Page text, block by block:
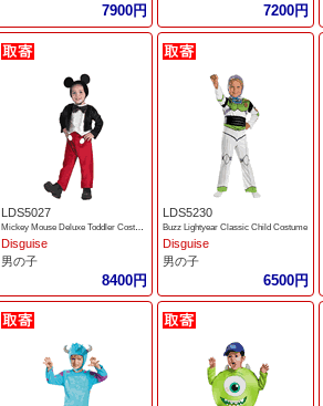
7900円 7200円
LDS5027
Mickey Mouse Deluxe Toddler Costume
Disguise
男の子
8400円
LDS5230
Buzz Lightyear Classic Child Costume
Disguise
男の子
6500円